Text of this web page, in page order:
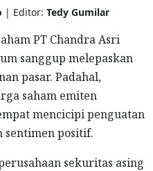
| Editor: Tedy Gumilar
PT Chandra Asri
sanggup melepaskan
pasar. Padahal,
saham emiten
mencicipi penguatan
sentimen positif.
sekuritas asing